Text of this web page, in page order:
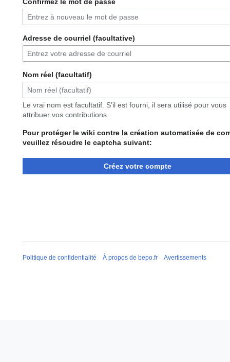
Adresse de courriel (facultative)
Nom réel (facultatif)
Le vrai nom est facultatif. S’il est fourni, il sera utilisé pour vous
attribuer vos contributions.
Pour protéger le wiki contre la création automatisée de
veuillez résoudre le captcha suivant:
Créez votre compte
Politique de confidentialité À propos de bepo.fr Avertissements